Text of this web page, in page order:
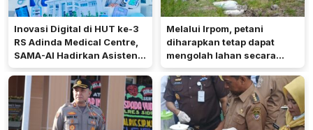
Inovasi Digital di HUT ke-3
RS Adinda Medical Centre,
SAMA-AI Hadirkan Asisten
Gizi Berbasis AI
Melalui Irpom, petani
diharapkan tetap dapat
mengolah lahan secara
optimal meski di tengah
keterbatasan air.